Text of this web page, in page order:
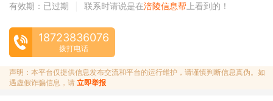
有效期：已过期
联系时请说是在涪陵信息帮 上看到的！
18723836076
拨打电话
声明：本平台仅提供信息发布交流和平台的运行维护，请谨慎判断信息真伪。如
遇虚假诈骗信息，请 立即举报